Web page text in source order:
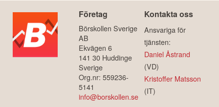
Företag
Börskollen Sverige
AB
Ekvägen 6
141 30 Huddinge
Sverige
Org.nr: 559236-
5141
info@borskollen.se
Kontakta oss
Ansvariga för
tjänsten:
Daniel Åstrand
(VD)
Kristoffer Matsson
(IT)